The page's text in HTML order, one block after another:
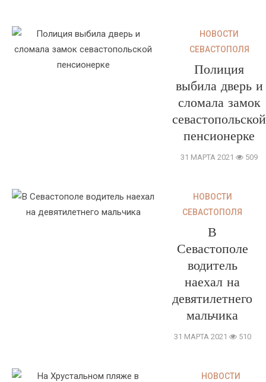
НОВОСТИ
СЕВАСТОПОЛЯ
Полиция
выбила дверь и
сломала замок
севастопольской
пенсионерке
31 МАРТА 2021 509
НОВОСТИ
СЕВАСТОПОЛЯ
В
Севастополе
водитель
наехал на
девятилетнего
мальчика
31 МАРТА 2021 510
НОВОСТИ